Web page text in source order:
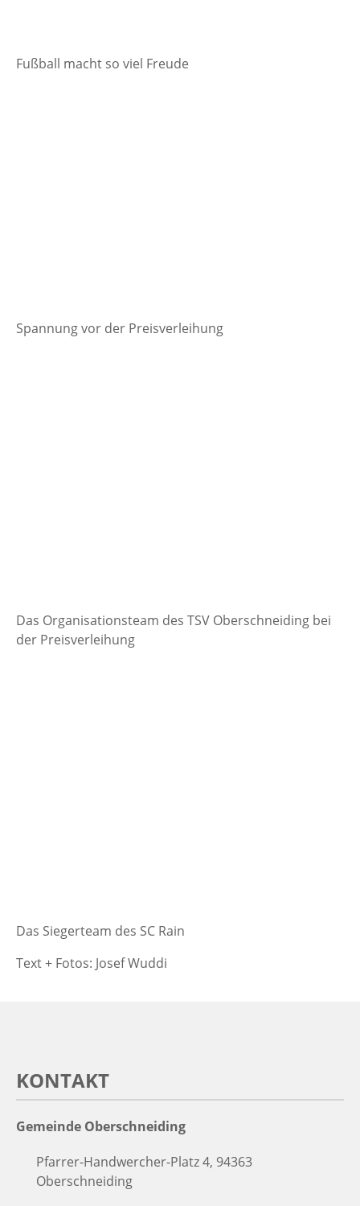
Fußball macht so viel Freude
Spannung vor der Preisverleihung
Das Organisationsteam des TSV Oberschneiding bei
der Preisverleihung
Das Siegerteam des SC Rain
Text + Fotos: Josef Wuddi
KONTAKT
Gemeinde Oberschneiding
Pfarrer-Handwercher-Platz 4, 94363
Oberschneiding